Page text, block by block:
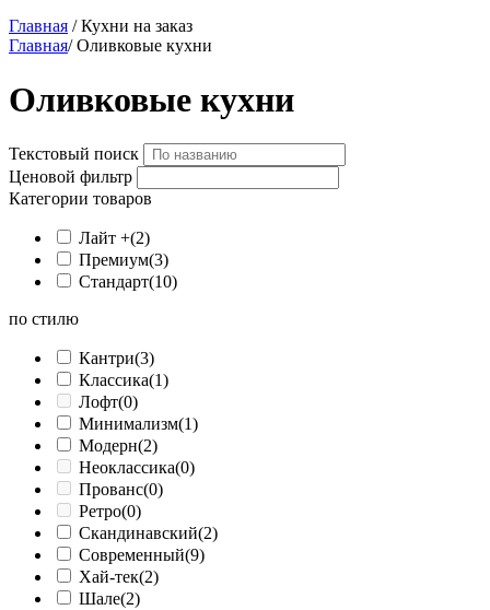
Главная / Кухни на заказ
Главная/Оливковые кухни
Оливковые кухни
Текстовый поиск
Ценовой фильтр
Категории товаров
Лайт +(2)
Премиум(3)
Стандарт(10)
по стилю
Кантри(3)
Классика(1)
Лофт(0)
Минимализм(1)
Модерн(2)
Неоклассика(0)
Прованс(0)
Ретро(0)
Скандинавский(2)
Современный(9)
Хай-тек(2)
Шале(2)